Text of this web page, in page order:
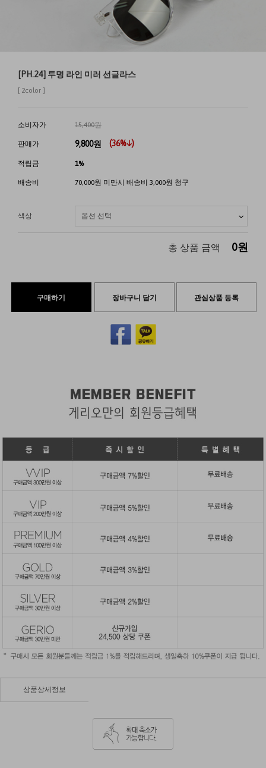
[PH.24] 투명 라인 미러 선글라스
[ 2color ]
소비자가 15,400원
판매가 9,800원 (36%↓)
적립금 1%
배송비 70,000원 미만시 배송비 3,000원 청구
색상
총 상품 금액 0원
구매하기 장바구니 담기 관심상품 등록
상품상세정보